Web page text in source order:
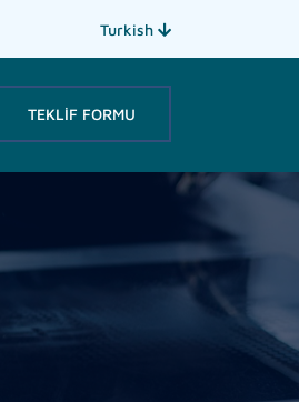
Turkish
TEKLIF FORMU